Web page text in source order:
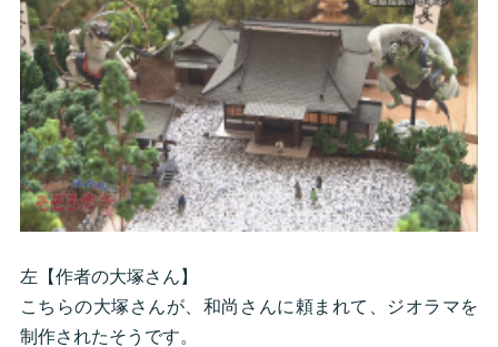
左【作者の大塚さん】
こちらの大塚さんが、和尚さんに頼まれて、ジオラマを
制作されたそうです。